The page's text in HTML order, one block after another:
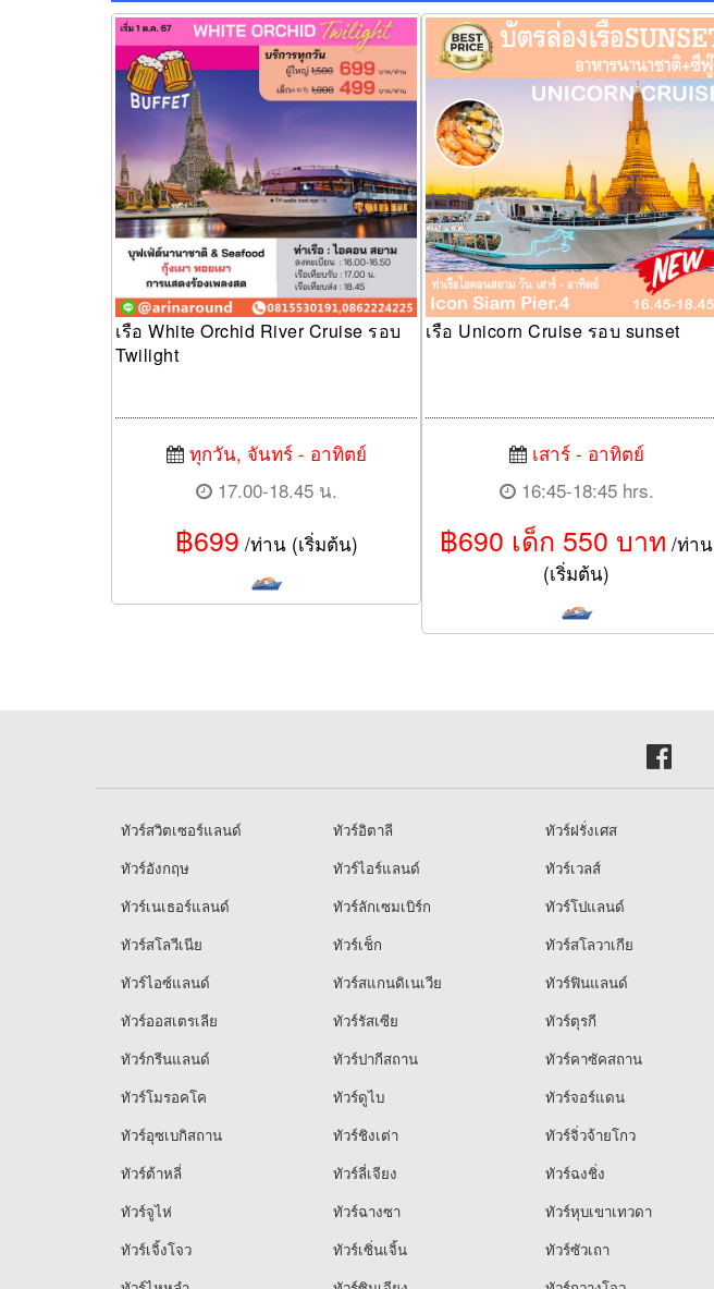
เรือ White Orchid River Cruise รอบ Twilight
เรือ White Orchid River Cruise รอบ
Twilight
ทุกวัน, จันทร์ - อาทิตย์
17.00-18.45 น.
฿699 /ท่าน (เริ่มต้น)
เรือ Unicorn Cruise รอบ sunset
เรือ Unicorn Cruise รอบ sunset
เสาร์ - อาทิตย์
16:45-18:45 hrs.
฿690 เด็ก 550 บาท /ท่าน
(เริ่มต้น)
ทัวร์สวิตเซอร์แลนด์ ทัวร์อิตาลี ทัวร์ฝรั่งเศส
ทัวร์อังกฤษ
ทัวร์ไอร์แลนด์ ทัวร์เวลส์
ทัวร์เนเธอร์แลนด์
ทัวร์ลักเซมเบิร์ก ทัวร์โปแลนด์
ทัวร์สโลวีเนีย
ทัวร์เช็ก ทัวร์สโลวาเกีย
ทัวร์ไอซ์แลนด์
ทัวร์สแกนดิเนเวีย ทัวร์ฟินแลนด์
ทัวร์ออสเตรเลีย
ทัวร์รัสเซีย ทัวร์ตุรกี
ทัวร์กรีนแลนด์
ทัวร์ปากีสถาน ทัวร์คาซัคสถาน
ทัวร์โมรอคโค
ทัวร์ดูไบ ทัวร์จอร์แดน
ทัวร์อุซเบกิสถาน
ทัวร์ชิงเต่า ทัวร์จิ่วจ้ายโกว
ทัวร์ต้าหลี่
ทัวร์ลี่เจียง ทัวร์ฉงชิ่ง
ทัวร์จูไห่
ทัวร์ฉางซา ทัวร์หุบเขาเทวดา
ทัวร์เจิ้งโจว
ทัวร์เซิ่นเจิ้น ทัวร์ซัวเถา